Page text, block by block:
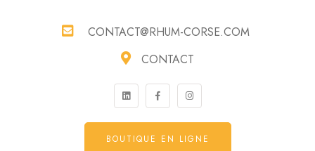
CONTACT@RHUM-CORSE.COM
CONTACT
BOUTIQUE EN LIGNE